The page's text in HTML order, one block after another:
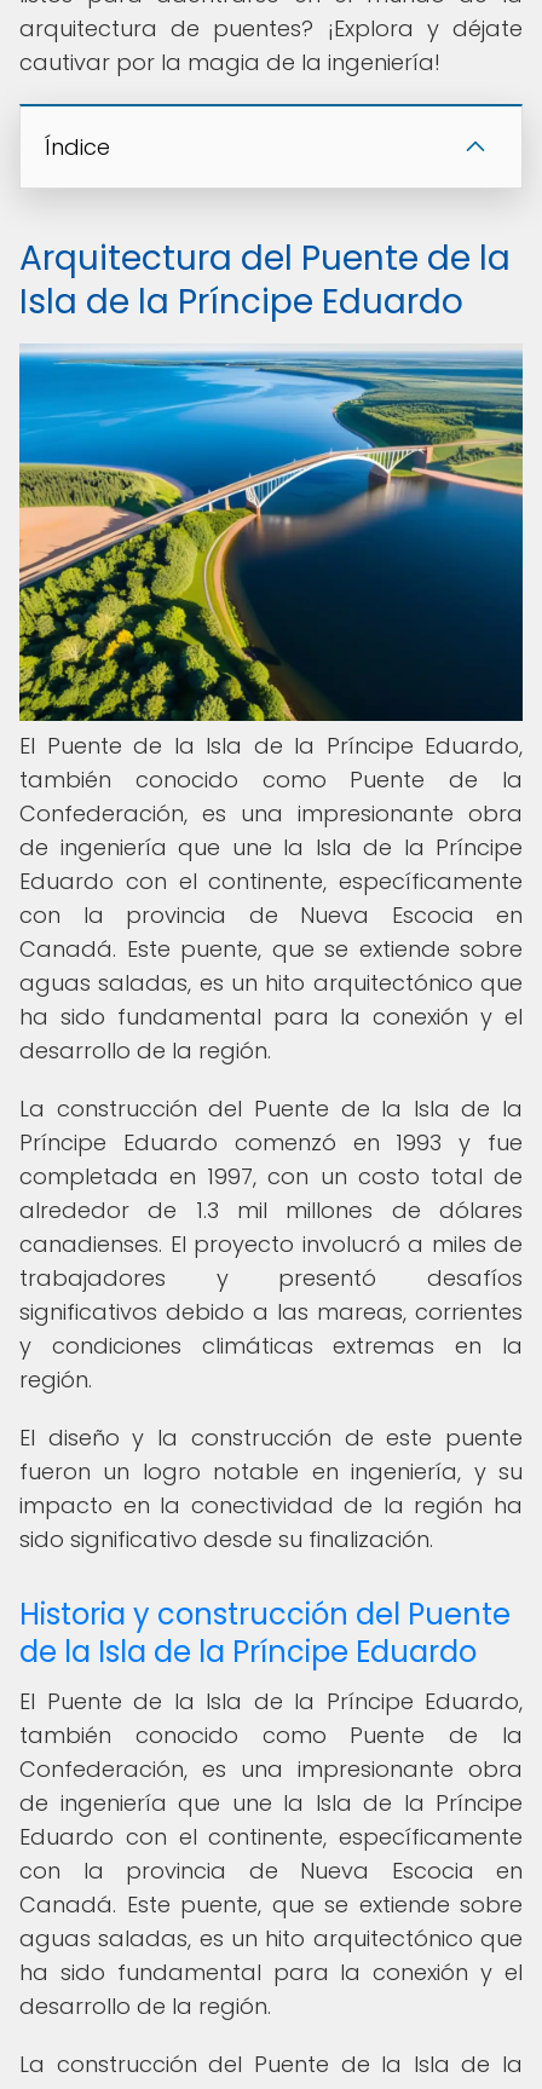
arquitectura de puentes? ¡Explora y déjate
cautivar por la magia de la ingeniería!
Índice
Arquitectura del Puente de la
Isla de la Príncipe Eduardo
El Puente de la Isla de la Príncipe Eduardo,
también conocido como Puente de la
Confederación, es una impresionante obra
de ingeniería que une la Isla de la Príncipe
Eduardo con el continente, específicamente
con la provincia de Nueva Escocia en
Canadá. Este puente, que se extiende sobre
aguas saladas, es un hito arquitectónico que
ha sido fundamental para la conexión y el
desarrollo de la región.
La construcción del Puente de la Isla de la
Príncipe Eduardo comenzó en 1993 y fue
completada en 1997, con un costo total de
alrededor de 1.3 mil millones de dólares
canadienses. El proyecto involucró a miles de
trabajadores y presentó desafíos
significativos debido a las mareas, corrientes
y condiciones climáticas extremas en la
región.
El diseño y la construcción de este puente
fueron un logro notable en ingeniería, y su
impacto en la conectividad de la región ha
sido significativo desde su finalización.
Historia y construcción del Puente
de la Isla de la Príncipe Eduardo
El Puente de la Isla de la Príncipe Eduardo,
también conocido como Puente de la
Confederación, es una impresionante obra
de ingeniería que une la Isla de la Príncipe
Eduardo con el continente, específicamente
con la provincia de Nueva Escocia en
Canadá. Este puente, que se extiende sobre
aguas saladas, es un hito arquitectónico que
ha sido fundamental para la conexión y el
desarrollo de la región.
La construcción del Puente de la Isla de la